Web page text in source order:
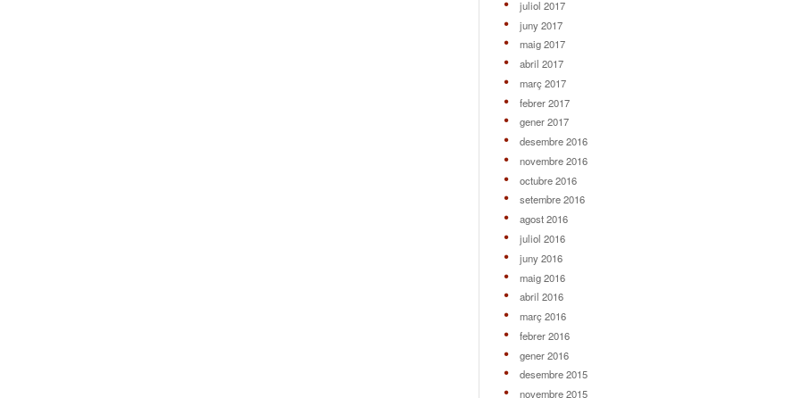
juliol 2017
juny 2017
maig 2017
abril 2017
març 2017
febrer 2017
gener 2017
desembre 2016
novembre 2016
octubre 2016
setembre 2016
agost 2016
juliol 2016
juny 2016
maig 2016
abril 2016
març 2016
febrer 2016
gener 2016
desembre 2015
novembre 2015